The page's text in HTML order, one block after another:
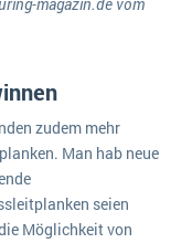
von Unternehmenssoftware?
in Enterprise-KI
zudem mehr
Man hab neue
seien
Möglichkeit von